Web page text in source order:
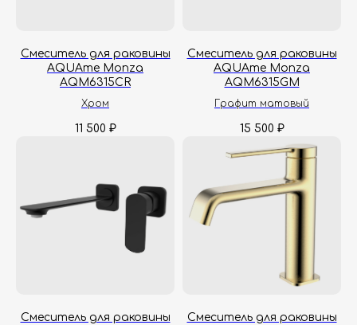
Смеситель для раковины
AQUAme Monza
AQM6315CR
Хром
11 500 ₽
Смеситель для раковины
AQUAme Monza
AQM6315GM
Графит матовый
15 500 ₽
Смеситель для раковины
Смеситель для раковины